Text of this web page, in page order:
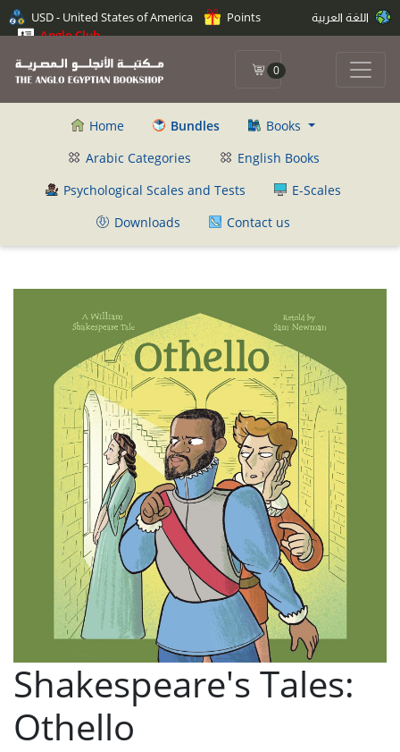
USD - United States of America
Points
Anglo Club
0
Home Bundles
Books
Arabic Categories
English Books
Psychological Scales and Tests
E-Scales
Downloads
Contact us
Shakespeare's Tales:
Othello